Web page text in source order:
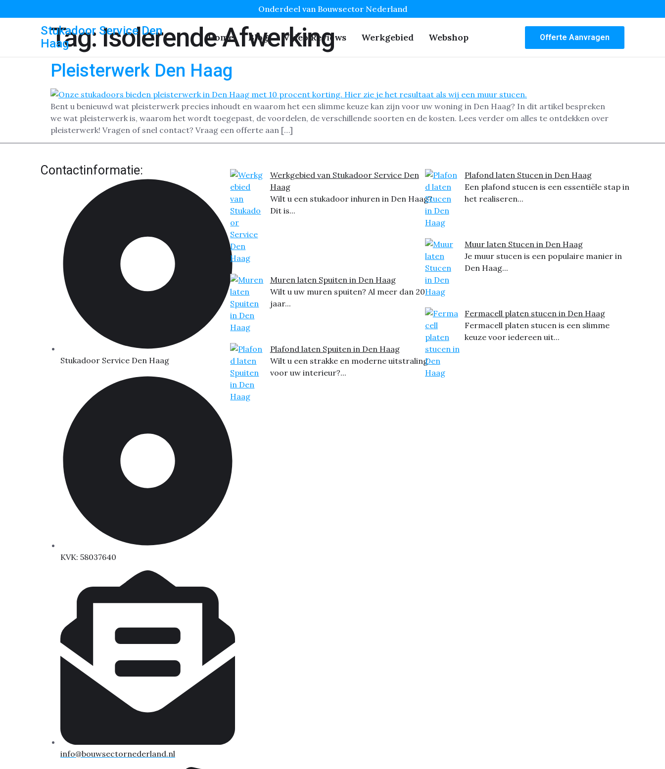
Onderdeel van Bouwsector Nederland
Stukadoor Service Den
Haag
Home Blog Video Reviews Werkgebied Webshop Offerte Aanvragen
Tag:Isolerende Afwerking
Pleisterwerk Den Haag
Bent u benieuwd wat pleisterwerk precies inhoudt en waarom het een slimme keuze kan zijn voor uw woning in Den Haag? In dit artikel bespreken
we wat pleisterwerk is, waarom het wordt toegepast, de voordelen, de verschillende soorten en de kosten. Lees verder om alles te ontdekken over
pleisterwerk! Vragen of snel contact? Vraag een offerte aan […]
Contactinformatie:
Stukadoor Service Den Haag
KVK: 58037640
info@bouwsectornederland.nl
Werkgebied van Stukadoor Service Den
Haag
Wilt u een stukadoor inhuren in Den Haag?
Dit is...
Muren laten Spuiten in Den Haag
Wilt u uw muren spuiten? Al meer dan 20
jaar...
Plafond laten Spuiten in Den Haag
Wilt u een strakke en moderne uitstraling
voor uw interieur?...
Plafond laten Stucen in Den Haag
Een plafond stucen is een essentiële stap in
het realiseren...
Muur laten Stucen in Den Haag
Je muur stucen is een populaire manier in
Den Haag...
Fermacell platen stucen in Den Haag
Fermacell platen stucen is een slimme
keuze voor iedereen uit...